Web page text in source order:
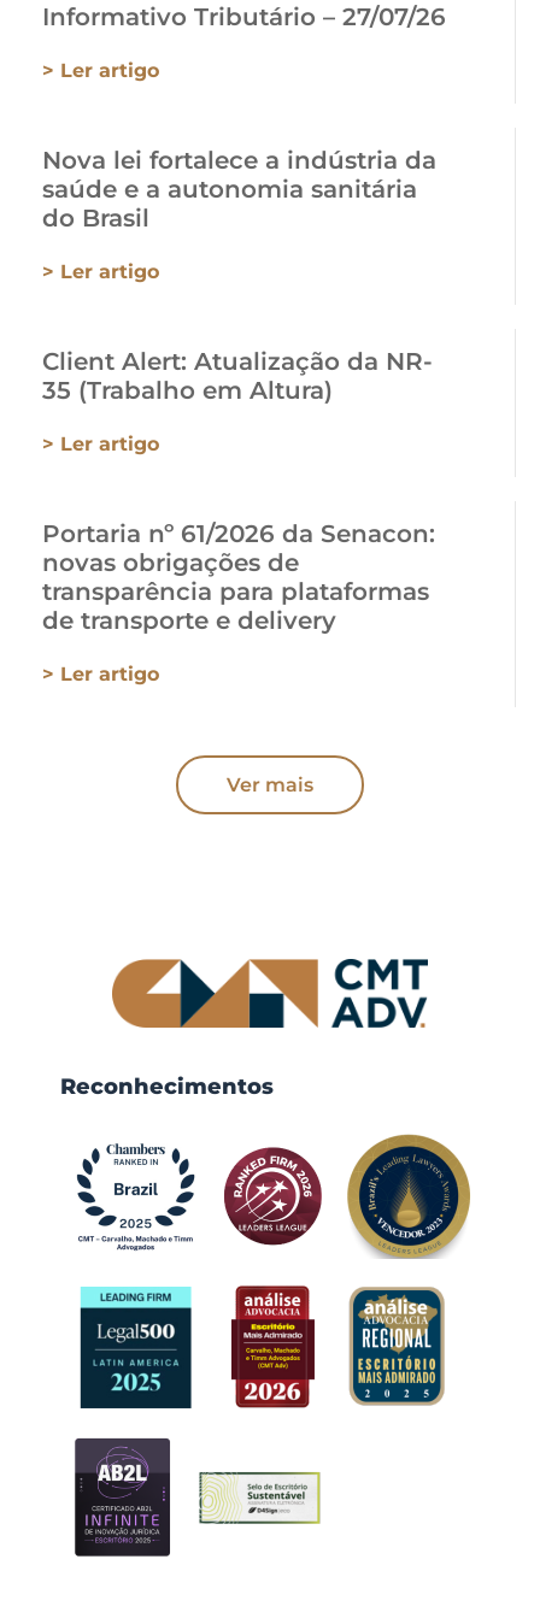
Informativo Tributário – 27/07/26
> Ler artigo
Nova lei fortalece a indústria da
saúde e a autonomia sanitária
do Brasil
> Ler artigo
Client Alert: Atualização da NR-
35 (Trabalho em Altura)
> Ler artigo
Portaria nº 61/2026 da Senacon:
novas obrigações de
transparência para plataformas
de transporte e delivery
> Ler artigo
Ver mais
Reconhecimentos